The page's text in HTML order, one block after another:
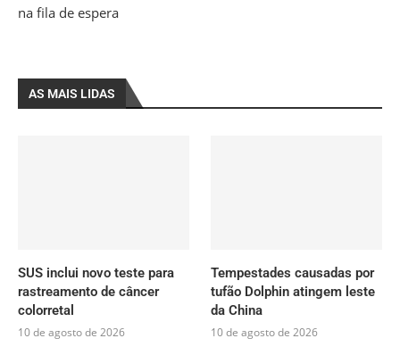
na fila de espera
AS MAIS LIDAS
SUS inclui novo teste para
rastreamento de câncer
colorretal
10 de agosto de 2026
Tempestades causadas por
tufão Dolphin atingem leste
da China
10 de agosto de 2026